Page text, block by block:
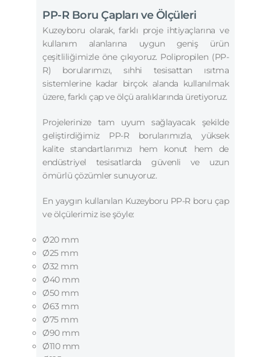
PP-R Boru Çapları ve Ölçüleri
Kuzeyboru olarak, farklı proje ihtiyaçlarına ve
kullanım alanlarına uygun geniş ürün
çeşitliliğimizle öne çıkıyoruz. Polipropilen (PP-
R) borularımızı, sıhhi tesisattan ısıtma
sistemlerine kadar birçok alanda kullanılmak
üzere, farklı çap ve ölçü aralıklarında üretiyoruz.
Projelerinize tam uyum sağlayacak şekilde
geliştirdiğimiz PP-R borularımızla, yüksek
kalite standartlarımızı hem konut hem de
endüstriyel tesisatlarda güvenli ve uzun
ömürlü çözümler sunuyoruz.
En yaygın kullanılan Kuzeyboru PP-R boru çap
ve ölçülerimiz ise şöyle:
Ø20 mm
Ø25 mm
Ø32 mm
Ø40 mm
Ø50 mm
Ø63 mm
Ø75 mm
Ø90 mm
Ø110 mm